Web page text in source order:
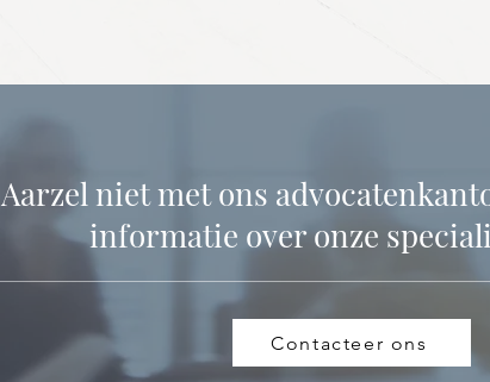
Aarzel niet met ons
informatie over onze
Contacteer ons